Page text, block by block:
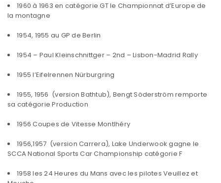
1960 à 1963 en catégorie GT le Championnat d’Europe de
la montagne
1954, 1955 au GP de Berlin
1954 – Paul Kleinschnittger – 2nd – Lisbon-Madrid Rally
1955 l’Eifelrennen Nürburgring
1955, 1956 (version Bathtub), Bengt Söderström remporte
sa catégorie Production
1956 Coupes de Vitesse Montlhéry
1956,1957 (version Carrera), Lake Underwook gagne le
SCCA National Sports Car Championship catégorie F
1958 les 24 Heures du Mans avec les pilotes Veuillez et